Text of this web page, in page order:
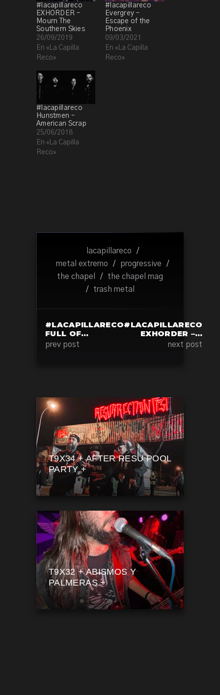
#lacapillareco
EXHORDER –
Mourn The
Southern Skies
26/09/2019
En «La Capilla
Reco»
#lacapillareco
Evergrey –
Escape of the
Phoenix
09/03/2021
En «La Capilla
Reco»
#lacapillareco
Hunstmen –
American Scrap
25/06/2018
En «La Capilla
Reco»
lacapillareco
/
metal extremo
/ progressive
/
the chapel
/
the chapel mag
/
trash metal
#LACAPILLARECO
FULL OF…
prev post
#LACAPILLARECO
EXHORDER –…
next post
T9X34 + AFTER RESU POOL
PARTY +
T9X32 + ABISMOS Y
PALMERAS +